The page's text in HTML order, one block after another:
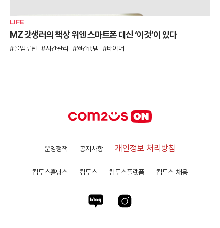
LIFE
MZ 갓생러의 책상 위엔 스마트폰 대신 ‘이것’이 있다
몰입루틴 시간관리 월간it템 타이머
운영정책 공지사항 개인정보 처리방침
컴투스홀딩스 컴투스 컴투스플랫폼 컴투스 채용